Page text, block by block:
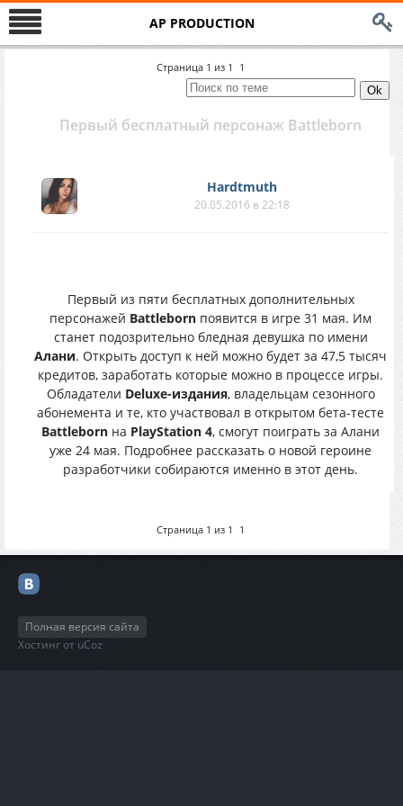
AP PRODUCTION
Страница 1 из 1 1
Первый бесплатный персонаж Battleborn
Hardtmuth
20.05.2016 в 22:18
Первый из пяти бесплатных дополнительных
персонажей Battleborn появится в игре 31 мая. Им
станет подозрительно бледная девушка по имени
Алани. Открыть доступ к ней можно будет за 47,5 тысяч
кредитов, заработать которые можно в процессе игры.
Обладатели Deluxe-издания, владельцам сезонного
абонемента и те, кто участвовал в открытом бета-тесте
Battleborn на PlayStation 4, смогут поиграть за Алани
уже 24 мая. Подробнее рассказать о новой героине
разработчики собираются именно в этот день.
Страница 1 из 1 1
Полная версия сайта
Хостинг от uCoz